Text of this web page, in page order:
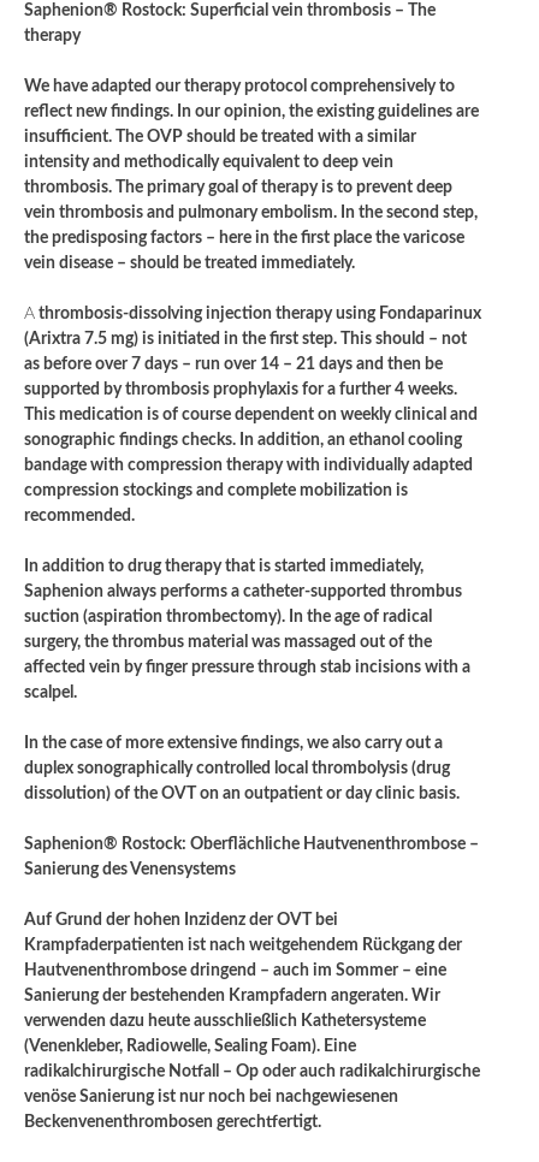
Saphenion® Rostock: Superficial vein thrombosis – The
therapy
We have adapted our therapy protocol comprehensively to
reflect new findings. In our opinion, the existing guidelines are
insufficient. The OVP should be treated with a similar
intensity and methodically equivalent to deep vein
thrombosis. The primary goal of therapy is to prevent deep
vein thrombosis and pulmonary embolism. In the second step,
the predisposing factors – here in the first place the varicose
vein disease – should be treated immediately.
A thrombosis-dissolving injection therapy using Fondaparinux
(Arixtra 7.5 mg) is initiated in the first step. This should – not
as before over 7 days – run over 14 – 21 days and then be
supported by thrombosis prophylaxis for a further 4 weeks.
This medication is of course dependent on weekly clinical and
sonographic findings checks. In addition, an ethanol cooling
bandage with compression therapy with individually adapted
compression stockings and complete mobilization is
recommended.
In addition to drug therapy that is started immediately,
Saphenion always performs a catheter-supported thrombus
suction (aspiration thrombectomy). In the age of radical
surgery, the thrombus material was massaged out of the
affected vein by finger pressure through stab incisions with a
scalpel.
In the case of more extensive findings, we also carry out a
duplex sonographically controlled local thrombolysis (drug
dissolution) of the OVT on an outpatient or day clinic basis.
Saphenion® Rostock: Oberflächliche Hautvenenthrombose –
Sanierung des Venensystems
Auf Grund der hohen Inzidenz der OVT bei
Krampfaderpatienten ist nach weitgehendem Rückgang der
Hautvenenthrombose dringend – auch im Sommer – eine
Sanierung der bestehenden Krampfadern angeraten. Wir
verwenden dazu heute ausschließlich Kathetersysteme
(Venenkleber, Radiowelle, Sealing Foam). Eine
radikalchirurgische Notfall – Op oder auch radikalchirurgische
venöse Sanierung ist nur noch bei nachgewiesenen
Beckenvenenthrombosen gerechtfertigt.